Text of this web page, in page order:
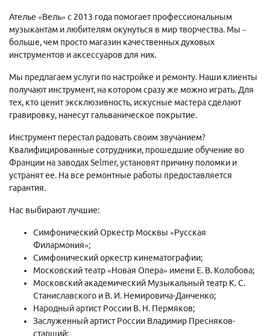
Ателье «Вель» с 2013 года помогает профессиональным
музыкантам и любителям окунуться в мир творчества. Мы –
больше, чем просто магазин качественных духовых
инструментов и аксессуаров для них.
Мы предлагаем услуги по настройке и ремонту. Наши клиенты
получают инструмент, на котором сразу же можно играть. Для
тех, кто ценит эксклюзивность, искусные мастера сделают
гравировку, нанесут гальваническое покрытие.
Инструмент перестал радовать своим звучанием?
Квалифицированные сотрудники, прошедшие обучение во
Франции на заводах Selmer, установят причину поломки и
устранят ее. На все ремонтные работы предоставляется
гарантия.
Нас выбирают лучшие:
Симфонический Оркестр Москвы «Русская
Филармония»;
Симфонический оркестр кинематографии;
Московский театр «Новая Опера» имени Е. В. Колобова;
Московский академический Музыкальный театр К. С.
Станиславского и В. И. Немировича-Данченко;
Народный артист России В. Н. Пермяков;
Заслуженный артист России Владимир Пресняков-
старший;